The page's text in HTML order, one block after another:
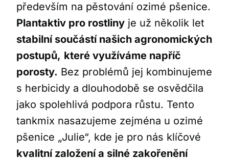
především na pěstování ozimé pšenice.
Plantaktiv pro rostliny je už několik let
stabilní součástí našich agronomických
postupů, které využíváme napříč
porosty. Bez problémů jej kombinujeme
s herbicidy a dlouhodobě se osvědčila
jako spolehlivá podpora růstu. Tento
tankmix nasazujeme zejména u ozimé
pšenice „Julie“, kde je pro nás klíčové
kvalitní založení a silné zakořenění